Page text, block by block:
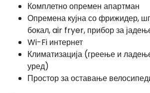
Комплетно опремен апартман
Опремена кујна со фрижидер,
бокал, air fryer, прибор за
Wi-Fi интернет
Климатизација (греење и
уред)
Простор за оставање